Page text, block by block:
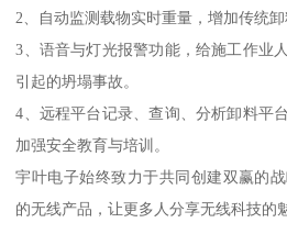
2、自动监测载物实时重量，增加传统卸
3、语音与灯光报警功能，给施工作业
引起的坍塌事故。
4、远程平台记录、查询、分析卸料平
加强安全教育与培训。
宇叶电子始终致力于共同创建双赢的
的无线产品，让更多人分享无线科技的